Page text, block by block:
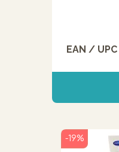
EAN / UPC
-19%